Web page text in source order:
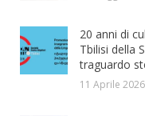
20 anni di
Tbilisi della
traguardo
11 Aprile 2026